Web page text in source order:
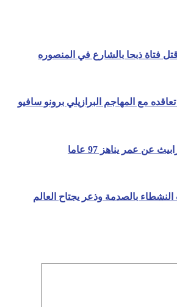
فتاة ذبحا بالشارع في المنصوره
مع المهاجم البرازيلي برونو سافيو
عن عمر يناهز 97 عاما
بالصدمة وذعر يجتاح العالم